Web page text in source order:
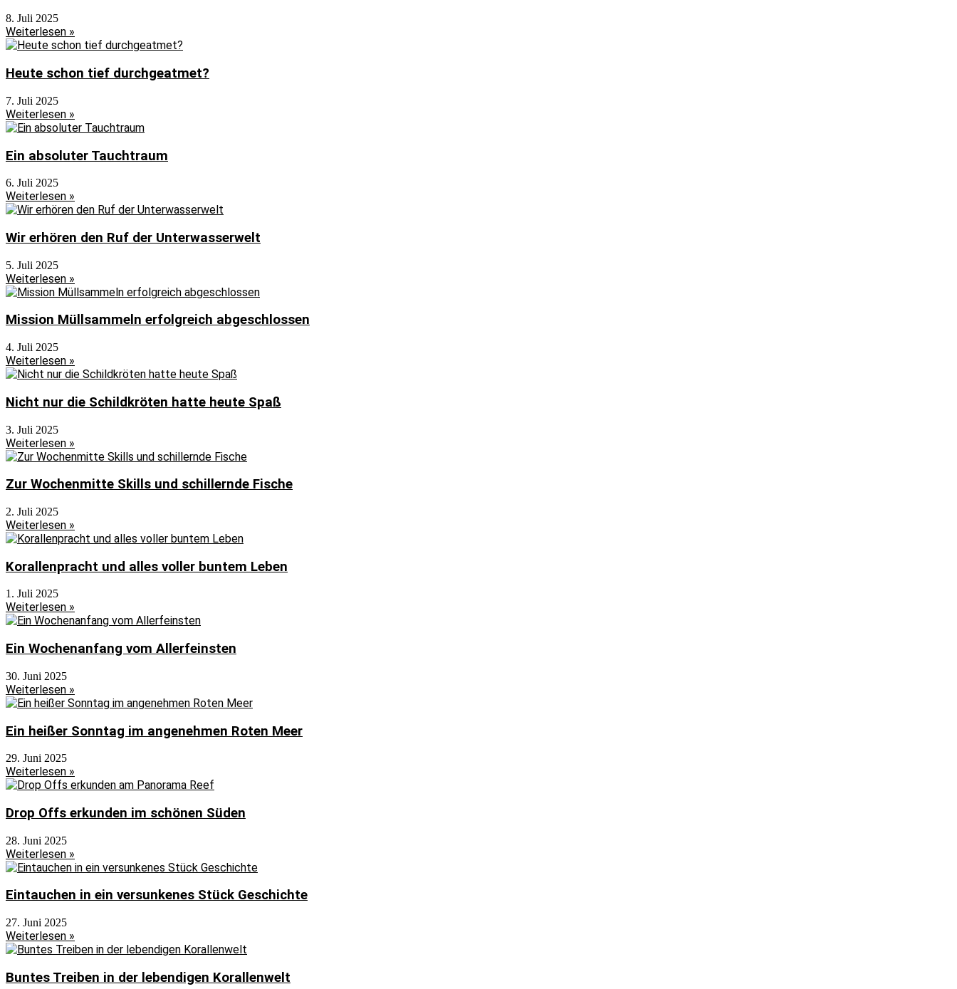
8. Juli 2025
Weiterlesen »
Heute schon tief durchgeatmet?
7. Juli 2025
Weiterlesen »
Ein absoluter Tauchtraum
6. Juli 2025
Weiterlesen »
Wir erhören den Ruf der Unterwasserwelt
5. Juli 2025
Weiterlesen »
Mission Müllsammeln erfolgreich abgeschlossen
4. Juli 2025
Weiterlesen »
Nicht nur die Schildkröten hatte heute Spaß
3. Juli 2025
Weiterlesen »
Zur Wochenmitte Skills und schillernde Fische
2. Juli 2025
Weiterlesen »
Korallenpracht und alles voller buntem Leben
1. Juli 2025
Weiterlesen »
Ein Wochenanfang vom Allerfeinsten
30. Juni 2025
Weiterlesen »
Ein heißer Sonntag im angenehmen Roten Meer
29. Juni 2025
Weiterlesen »
Drop Offs erkunden im schönen Süden
28. Juni 2025
Weiterlesen »
Eintauchen in ein versunkenes Stück Geschichte
27. Juni 2025
Weiterlesen »
Buntes Treiben in der lebendigen Korallenwelt